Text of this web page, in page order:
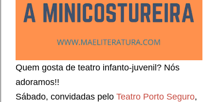
Quem gosta de teatro infanto-juvenil? Nós
adoramos!!
Sábado, convidadas pelo Teatro Porto Seguro,